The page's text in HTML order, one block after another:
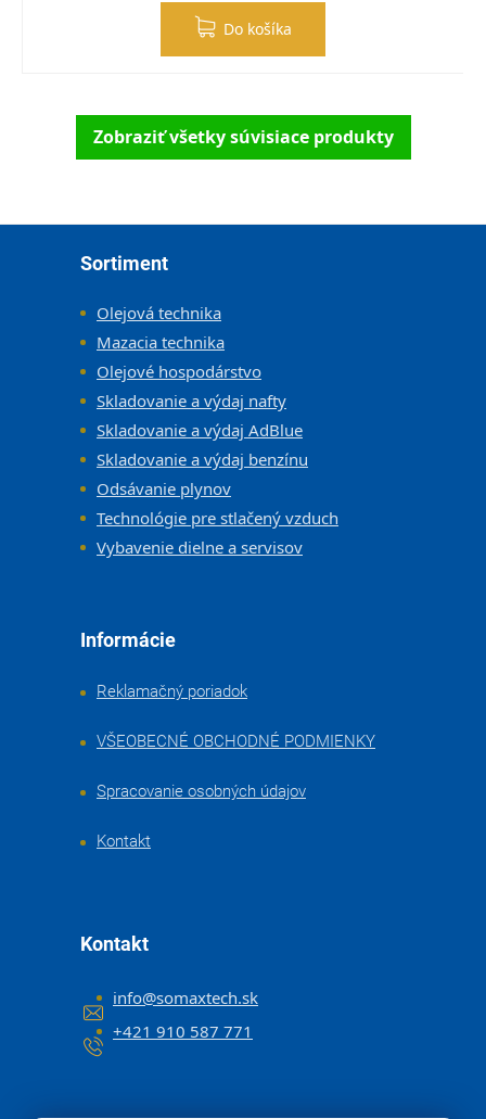
Do košíka
Zobraziť všetky súvisiace produkty
Sortiment
Olejová technika
Mazacia technika
Olejové hospodárstvo
Skladovanie a výdaj nafty
Skladovanie a výdaj AdBlue
Skladovanie a výdaj benzínu
Odsávanie plynov
Technológie pre stlačený vzduch
Vybavenie dielne a servisov
Informácie
Reklamačný poriadok
VŠEOBECNÉ OBCHODNÉ PODMIENKY
Spracovanie osobných údajov
Kontakt
Kontakt
info@somaxtech.sk
+421 910 587 771